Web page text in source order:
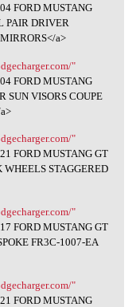
FORD MUSTANG
PAIR DRIVER
a>
"
FORD MUSTANG
SUN VISORS COUPE
"
FORD MUSTANG GT
WHEELS STAGGERED
"
FORD MUSTANG GT
FR3C-1007-EA
"
FORD MUSTANG